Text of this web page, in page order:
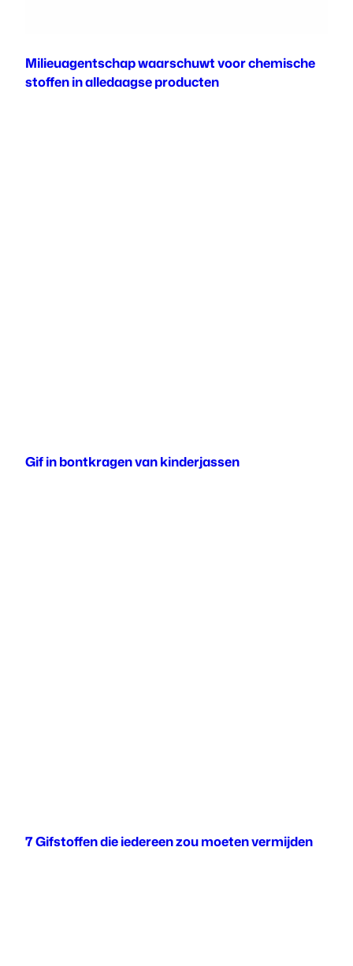
Milieuagentschap waarschuwt voor chemische
stoffen in alledaagse producten
Gif in bontkragen van kinderjassen
7 Gifstoffen die iedereen zou moeten vermijden